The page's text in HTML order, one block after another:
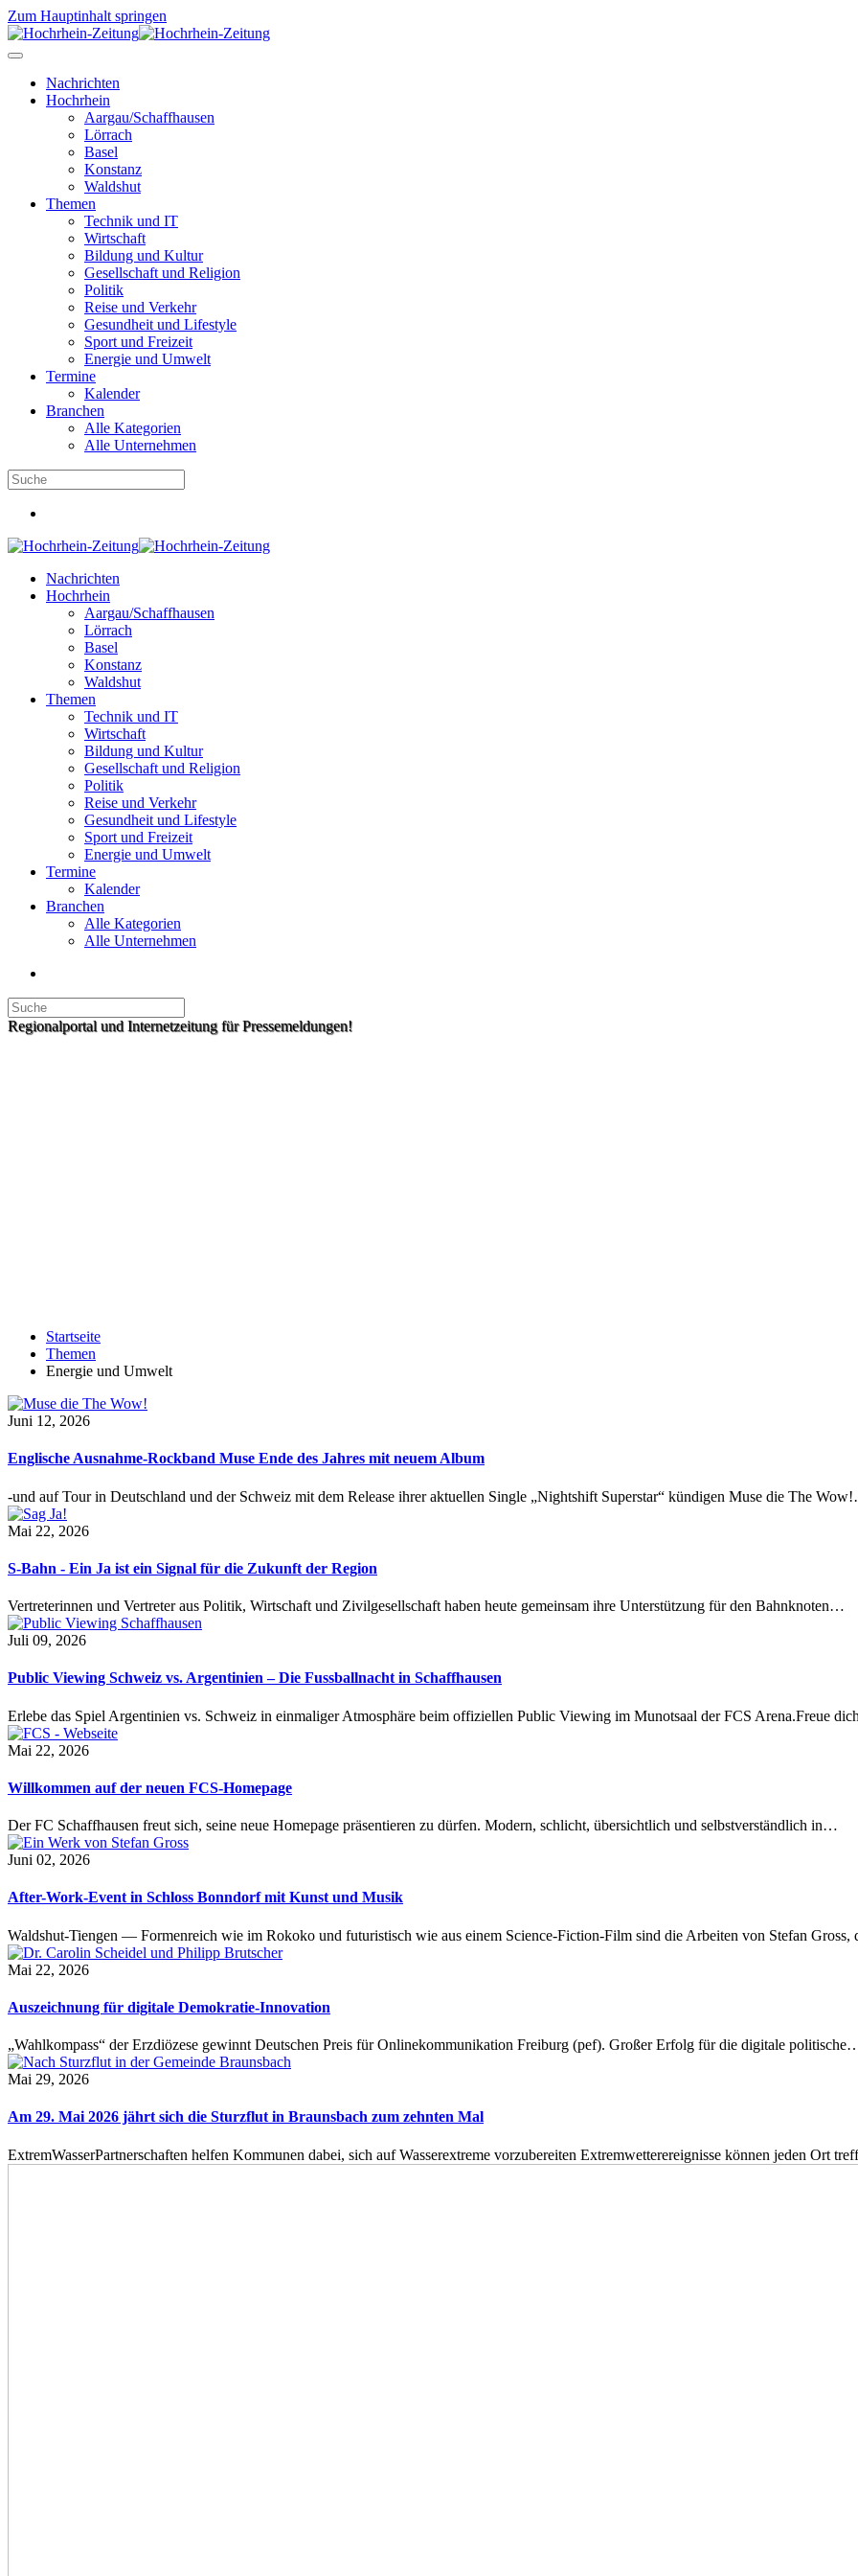
Zum Hauptinhalt springen
Nachrichten
Hochrhein
Aargau/Schaffhausen
Lörrach
Basel
Konstanz
Waldshut
Themen
Technik und IT
Wirtschaft
Bildung und Kultur
Gesellschaft und Religion
Politik
Reise und Verkehr
Gesundheit und Lifestyle
Sport und Freizeit
Energie und Umwelt
Termine
Kalender
Branchen
Alle Kategorien
Alle Unternehmen
Nachrichten
Hochrhein
Aargau/Schaffhausen
Lörrach
Basel
Konstanz
Waldshut
Themen
Technik und IT
Wirtschaft
Bildung und Kultur
Gesellschaft und Religion
Politik
Reise und Verkehr
Gesundheit und Lifestyle
Sport und Freizeit
Energie und Umwelt
Termine
Kalender
Branchen
Alle Kategorien
Alle Unternehmen
Regionalportal und Internetzeitung für Pressemeldungen!
Startseite
Themen
Energie und Umwelt
Juni 12, 2026
Englische Ausnahme-Rockband Muse Ende des Jahres mit neuem Album
-und auf Tour in Deutschland und der Schweiz mit dem Release ihrer aktuellen Single „Nightshift Superstar“ kündigen Muse die The
Mai 22, 2026
S-Bahn - Ein Ja ist ein Signal für die Zukunft der Region
Vertreterinnen und Vertreter aus Politik, Wirtschaft und Zivilgesellschaft haben heute gemeinsam ihre Unterstützung für den Bahnknoten…
Juli 09, 2026
Public Viewing Schweiz vs. Argentinien – Die Fussballnacht in Schaffhausen
Erlebe das Spiel Argentinien vs. Schweiz in einmaliger Atmosphäre beim offiziellen Public Viewing im Munotsaal der FCS Arena.Freue
Mai 22, 2026
Willkommen auf der neuen FCS-Homepage
Der FC Schaffhausen freut sich, seine neue Homepage präsentieren zu dürfen. Modern, schlicht, übersichtlich und selbstverständlich in…
Juni 02, 2026
After-Work-Event in Schloss Bonndorf mit Kunst und Musik
Waldshut-Tiengen — Formenreich wie im Rokoko und futuristisch wie aus einem Science-Fiction-Film sind die Arbeiten von Stefan
Mai 22, 2026
Auszeichnung für digitale Demokratie-Innovation
„Wahlkompass“ der Erzdiözese gewinnt Deutschen Preis für Onlinekommunikation Freiburg (pef). Großer Erfolg für die digitale
Mai 29, 2026
Am 29. Mai 2026 jährt sich die Sturzflut in Braunsbach zum zehnten Mal
ExtremWasserPartnerschaften helfen Kommunen dabei, sich auf Wasserextreme vorzubereiten Extremwetterereignisse können jeden Ort